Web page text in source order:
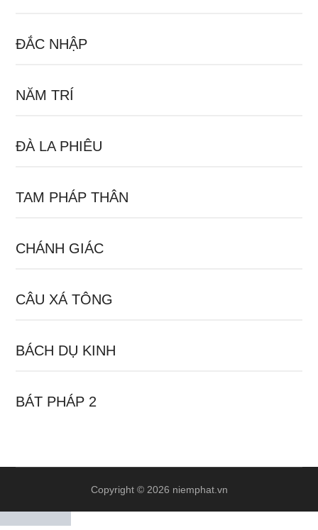
ĐẮC NHẬP
NĂM TRÍ
ĐÀ LA PHIÊU
TAM PHÁP THÂN
CHÁNH GIÁC
CÂU XÁ TÔNG
BÁCH DỤ KINH
BÁT PHÁP 2
Copyright © 2026 niemphat.vn